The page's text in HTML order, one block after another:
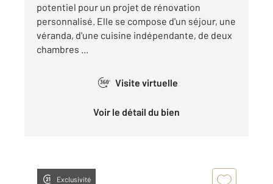
potentiel pour un projet de rénovation
personnalisé. Elle se compose d'un séjour, une
véranda, d'une cuisine indépendante, de deux
chambres ...
360° Visite virtuelle
Voir le détail du bien
Exclusivité